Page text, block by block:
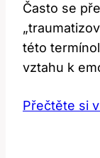
Často se
této
vztahu k
Přečtěte si